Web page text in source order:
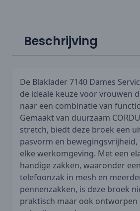
Beschrijving
De Blaklader 7140 Dames
de ideale keuze voor vrouwen
naar een combinatie van
Gemaakt van duurzaam
stretch, biedt deze broek een
pasvorm en
elke werkomgeving. Met een
handige zakken, waaronder
telefoonzak in mesh en
pennenzakken, is deze broek
praktisch maar ook ontworpen